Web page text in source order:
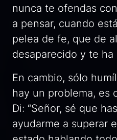
nunca te ofendas
a pensar, cuando
pelea de fe, que de
desaparecido y te
En cambio, sólo
hay un problema, es
Di: “Señor, sé que
ayudarme a superar